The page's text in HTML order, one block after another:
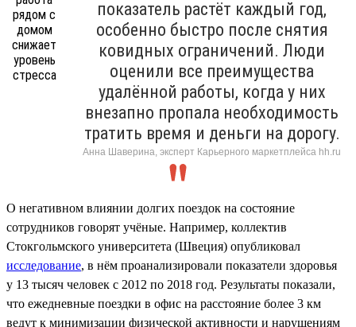
показатель растёт каждый год,
особенно быстро после снятия
ковидных ограничений. Люди
оценили все преимущества
удалённой работы, когда у них
внезапно пропала необходимость
тратить время и деньги на дорогу.
Анна Шаверина, эксперт Карьерного маркетплейса hh.ru
О негативном влиянии долгих поездок на состояние
сотрудников говорят учёные. Например, коллектив
Стокгольмского университета (Швеция) опубликовал
исследование, в нём проанализировали показатели здоровья
у 13 тысяч человек с 2012 по 2018 год. Результаты показали,
что ежедневные поездки в офис на расстояние более 3 км
ведут к минимизации физической активности и нарушениям